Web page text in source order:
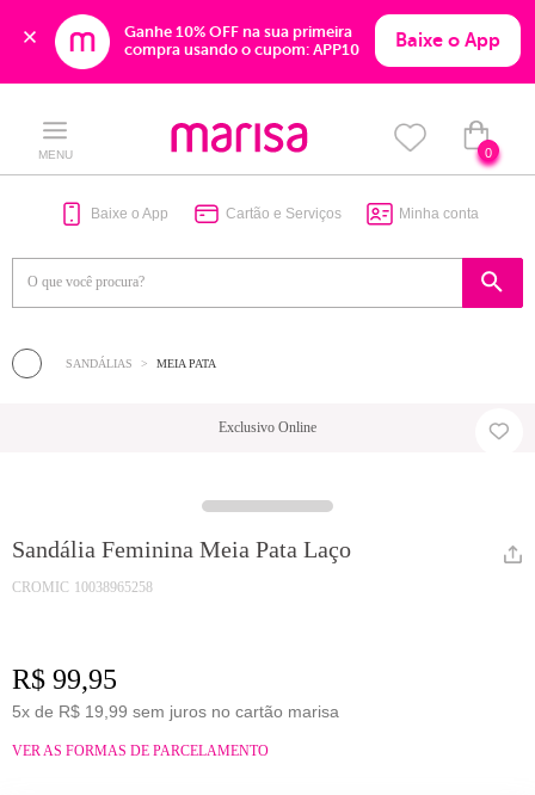
Ganhe 10% OFF na sua primeira
compra usando o cupom: APP10
Baixe o App
content
navigation
MENU 0
Baixe o App Cartão e Serviços Minha conta
SANDÁLIAS MEIA PATA
Exclusivo Online
Sandália Feminina Meia Pata Laço
CROMIC 10038965258
R$ 99,95
5x de R$ 19,99 sem juros no cartão marisa
VER AS FORMAS DE PARCELAMENTO